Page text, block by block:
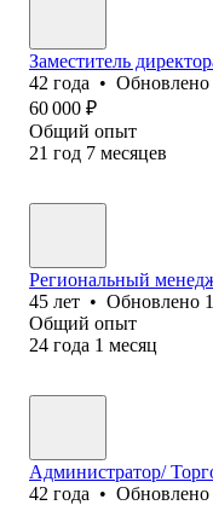
Заместитель
42 года • Обновлено
60 000 ₽
Общий опыт
21 год 7 месяцев
Региональный
45 лет • Обновлено
Общий опыт
24 года 1 месяц
Администратор/
42 года • Обновлено